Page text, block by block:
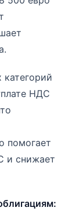
НДС
помогает
и снижает